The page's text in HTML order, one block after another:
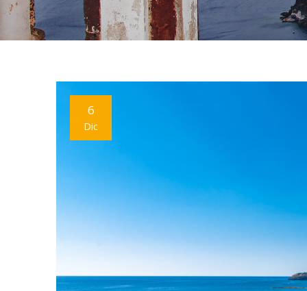
6
Dic